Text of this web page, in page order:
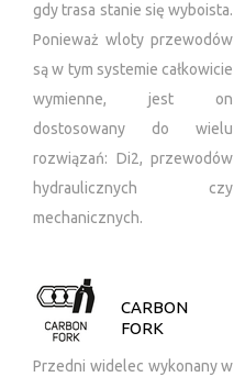
gdy trasa stanie się wyboista.
Ponieważ wloty przewodów
są w tym systemie całkowicie
wymienne, jest on
dostosowany do wielu
rozwiązań: Di2, przewodów
hydraulicznych czy
mechanicznych.
CARBON
FORK
Przedni widelec wykonany w